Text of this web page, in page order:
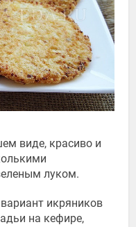
виде, красиво и
луком.
икряников
на кефире,